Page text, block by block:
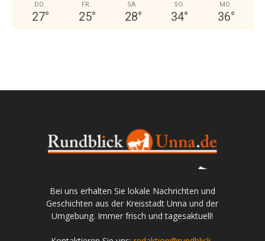
DO.
27°
FR.
25°
SA.
28°
SO.
34°
MO.
36°
Bei uns erhalten Sie lokale Nachrichten und
Geschichten aus der Kreisstadt Unna und der
Umgebung. Immer frisch und tagesaktuell!